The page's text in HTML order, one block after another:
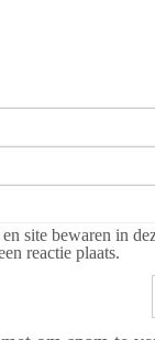
site bewaren in
reactie plaats.